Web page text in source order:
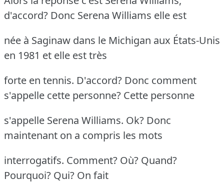
d'accord? Donc Serena Williams elle est
née à Saginaw dans le Michigan aux États-Unis
en 1981 et elle est très
forte en tennis. D'accord? Donc comment
s'appelle cette personne? Cette personne
s'appelle Serena Williams. Ok? Donc
maintenant on a compris les mots
interrogatifs. Comment? Où? Quand?
Pourquoi? Qui? On fait